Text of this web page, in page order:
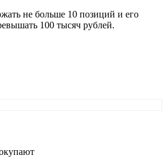
не больше 10 позиций и его
100 тысяч рублей.